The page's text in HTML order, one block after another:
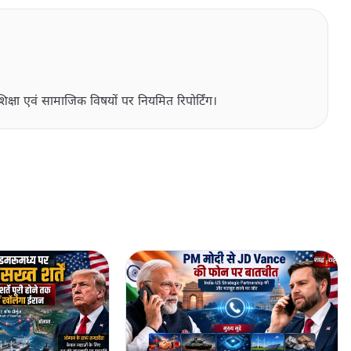
एवं सामाजिक विषयों पर नियमित रिपोर्टिंग।